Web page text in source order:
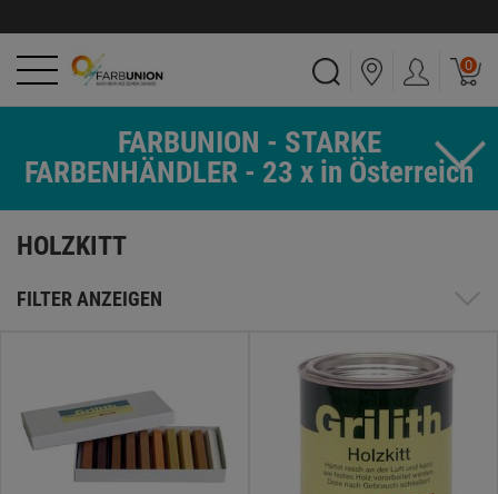
0
FARBUNION - STARKE
FARBENHÄNDLER - 23 x in Österreich
HOLZKITT
FILTER ANZEIGEN